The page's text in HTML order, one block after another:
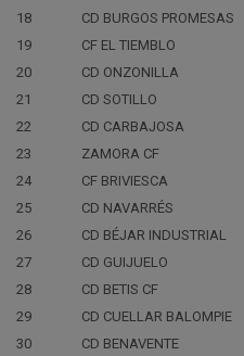
18
CD BURGOS PROMESAS
19
CF EL TIEMBLO
20
CD ONZONILLA
21
CD SOTILLO
22
CD CARBAJOSA
23
ZAMORA CF
24
CF BRIVIESCA
25
CD NAVARRÉS
26
CD BÉJAR INDUSTRIAL
27
CD GUIJUELO
28
CD BETIS CF
29
CD CUELLAR BALOMPIE
30
CD BENAVENTE